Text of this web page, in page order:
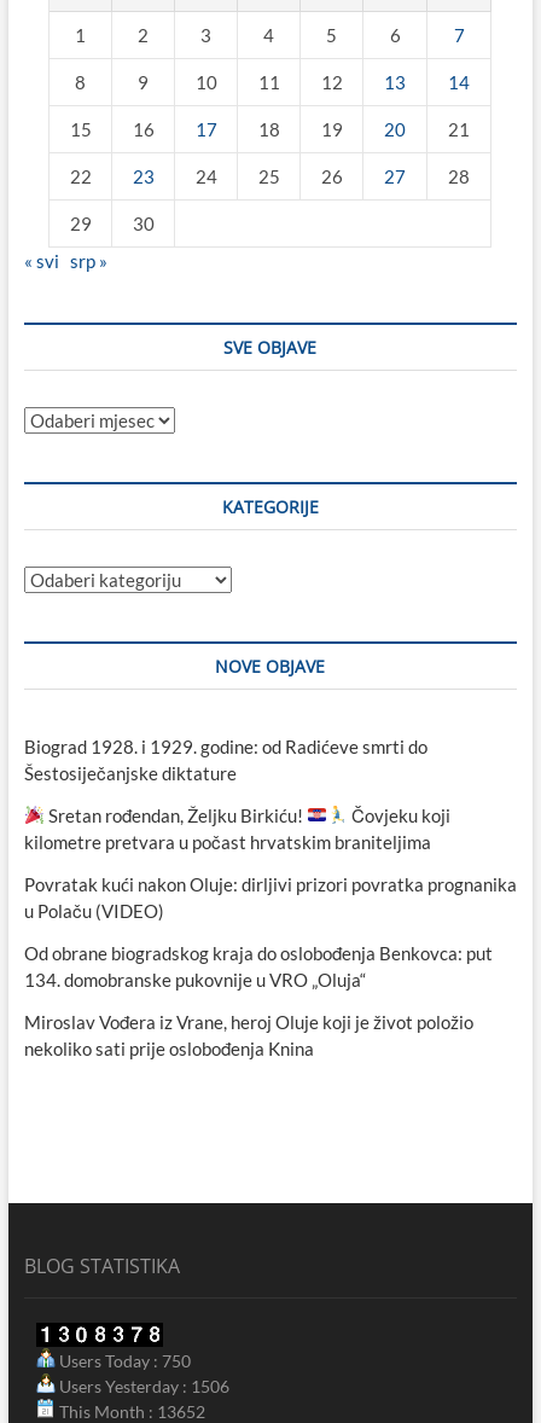
1 2 3 4 5 6 7
8 9 10 11 12 13 14
15 16 17 18 19 20 21
22 23 24 25 26 27 28
29
30
« svi srp »
SVE OBJAVE
Sve
KATEGORIJE
Kategorije
NOVE OBJAVE
Biograd 1928. i 1929. godine: od Radićeve smrti do
Šestosiječanjske diktature
Sretan rođendan, Željku Birkiću!
Čovjeku koji
kilometre pretvara u počast hrvatskim braniteljima
Povratak kući nakon Oluje: dirljivi prizori povratka prognanika
u Polaču (VIDEO)
Od obrane biogradskog kraja do oslobođenja Benkovca: put
134. domobranske pukovnije u VRO „Oluja“
Miroslav Vođera iz Vrane, heroj Oluje koji je život položio
nekoliko sati prije oslobođenja Knina
BLOG STATISTIKA
Users Today : 750
Users Yesterday : 1506
This Month : 13652